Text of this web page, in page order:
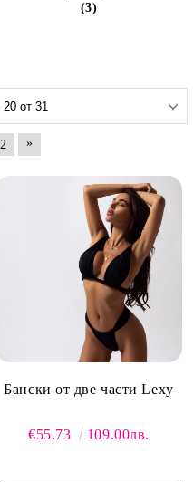
(3)
2 »
Бански от две части Lexy
€55.73 109.00лв.